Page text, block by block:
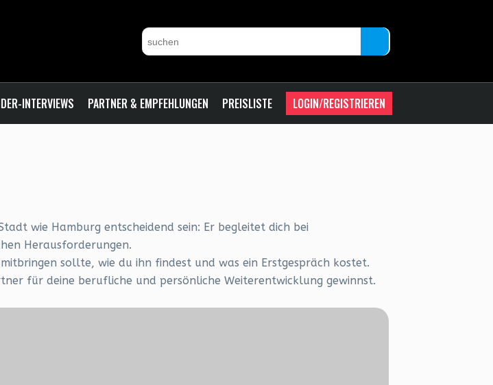
INTERVIEWS PARTNER & EMPFEHLUNGEN PREISLISTE LOGIN/REGISTRIEREN
wie Hamburg entscheidend sein: Er begleitet dich bei
Herausforderungen.
sollte, wie du ihn findest und was ein Erstgespräch kostet.
für deine berufliche und persönliche Weiterentwicklung gewinnst.